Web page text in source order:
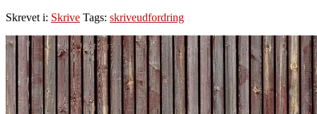
8:
historien
bag
din
påstand
(dit
rationale)
Skrevet i: Skrive Tags: skriveudfordring